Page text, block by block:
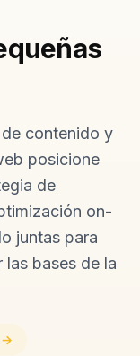
contenido y
posicione
de
on-
juntas para
bases de la